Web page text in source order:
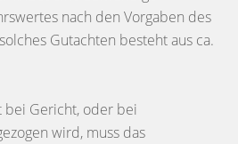
nach den Vorgaben des
Gutachten besteht aus ca.
bei Gericht, oder bei
wird, muss das